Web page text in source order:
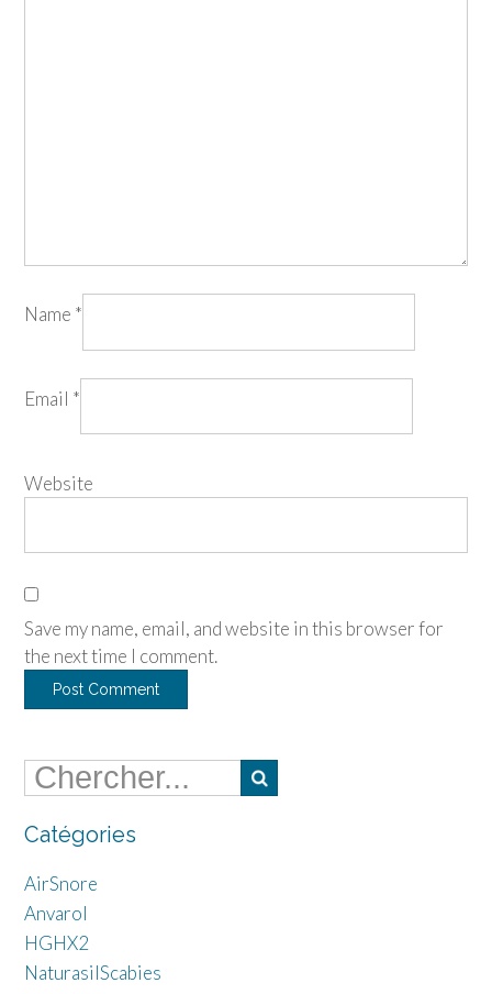
Name *
Email *
Website
Save my name, email, and website in this browser for
the next time I comment.
Catégories
AirSnore
Anvarol
HGHX2
NaturasilScabies